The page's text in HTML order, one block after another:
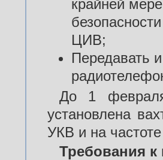
крайней
ЦИВ;
Передавать
До 1
установлена
УКВ и на
Требования к